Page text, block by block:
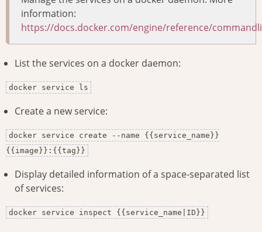
information:
https://docs.docker.com/engine/reference/
List the services on a docker daemon:
docker service ls
Create a new service:
docker service create --name {{service_name}}
{{image}}:{{tag}}
Display detailed information of a space-separated list
of services:
docker service inspect {{service_name|ID}}